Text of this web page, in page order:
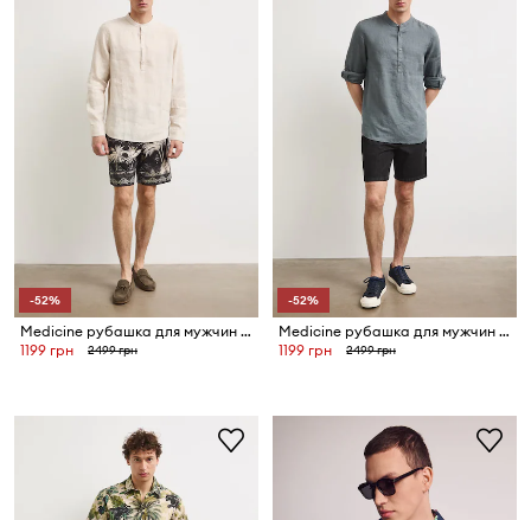
-52%
Medicine рубашка для мужчин из льна
1199 грн
2499 грн
-52%
Medicine рубашка для мужчин из льна
1199 грн
2499 грн